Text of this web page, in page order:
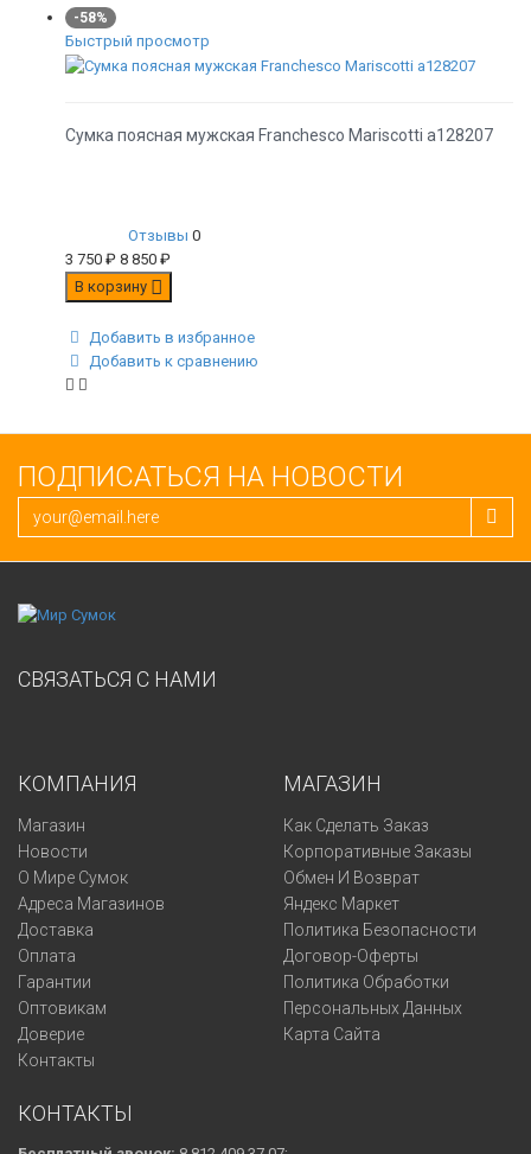
-58%
Быстрый просмотр
Сумка поясная мужская Franchesco Mariscotti а128207
Отзывы 0
3 750 ₽ 8 850 ₽
В корзину
Добавить в избранное
Добавить к сравнению
ПОДПИСАТЬСЯ НА НОВОСТИ
СВЯЗАТЬСЯ С НАМИ
КОМПАНИЯ
Магазин
Новости
О Мире Сумок
Адреса Магазинов
Доставка
Оплата
Гарантии
Оптовикам
Доверие
Контакты
МАГАЗИН
Как Сделать Заказ
Корпоративные Заказы
Обмен И Возврат
Яндекс Маркет
Политика Безопасности
Договор-Оферты
Политика Обработки
Персональных Данных
Карта Сайта
КОНТАКТЫ